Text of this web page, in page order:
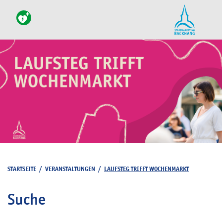
STARTSEITE / VERANSTALTUNGEN / LAUFSTEG TRIFFT WOCHENMARKT
Suche